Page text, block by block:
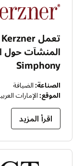
Simphony
الصناعة: الضيافة
الموقع: الإمارات
اقرأ المزيد